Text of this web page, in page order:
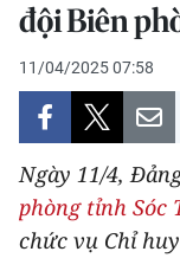
CHÍNH TRỊ
KINH TẾ
VĂN HÓA
XÃ HỘI
PHÁP LUẬT
đội Biên
11/04/2025 07:58
Ngày 11/4,
phòng tỉnh Sóc
chức vụ Chỉ